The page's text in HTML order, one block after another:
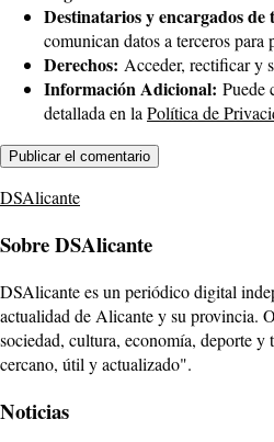
Destinatarios y encargados
comunican datos a terceros para
Derechos: Acceder, rectificar y
Información Adicional: Puede
detallada en laPolítica de
DSAlicante
Sobre DSAlicante
DSAlicante es un periódico digital
actualidad de Alicante y su provincia.
sociedad, cultura, economía, deporte y
cercano, útil y actualizado".
Noticias